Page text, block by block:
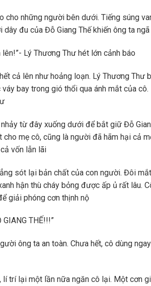
cho những người bên dưới. Tiếng súng
đu của Đỗ Giang Thế khiến ông ta
Lý Thương Thư hét lớn cảnh báo
cả lên như hoảng loạn. Lý Thương Thư
bay trong gió thổi qua ánh mắt của cô.
từ đây xuống dưới để bắt giữ Đỗ
cho mẹ cô, cũng là người đã hãm hại cả
vốn lẫn lãi
sót lại bản chất của con người. Đôi
hận thù cháy bỏng được ấp ủ rất lâu.
giải phóng cơn thịnh nộ
THẾ!!!”
ông ta an toàn. Chưa hết, cô dùng
lí trí lại một lần nữa ngăn cô lại. Một cơn